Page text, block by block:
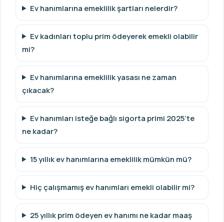
Ev hanımlarına emeklilik şartları nelerdir?
Ev kadınları toplu prim ödeyerek emekli olabilir
mi?
Ev hanımlarına emeklilik yasası ne zaman
çıkacak?
Ev hanımları isteğe bağlı sigorta primi 2025’te
ne kadar?
15 yıllık ev hanımlarına emeklilik mümkün mü?
Hiç çalışmamış ev hanımları emekli olabilir mi?
25 yıllık prim ödeyen ev hanımı ne kadar maaş